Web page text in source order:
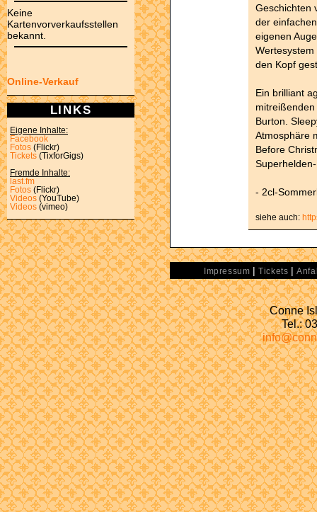
Keine
Kartenvorverkaufsstellen
bekannt.
Online-Verkauf
LINKS
Eigene Inhalte:
Facebook
Fotos (Flickr)
Tickets (TixforGigs)
Fremde Inhalte:
last.fm
Fotos (Flickr)
Videos (YouTube)
Videos (vimeo)
Geschichten
der
eigenen
den Kopf
Ein brilliant
Burton.
Atmosphäre
Before
- 2cl-
siehe auch:
Impressum |Tickets |
Conne
Tel.: